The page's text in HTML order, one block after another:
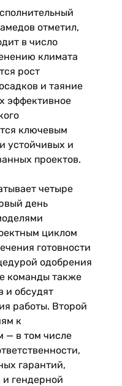
отметил,
в число
климата
рост
и таяние
эффективное
ключевым
устойчивых и
проектов.
четыре
день
циклом
готовности
одобрения
команды также
и обсудят
работы. Второй
к
— в том числе
гарантий,
и гендерной